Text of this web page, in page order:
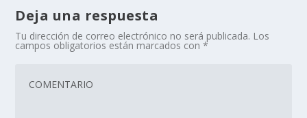
Deja una respuesta
Tu dirección de correo electrónico no será publicada. Los
campos obligatorios están marcados con*